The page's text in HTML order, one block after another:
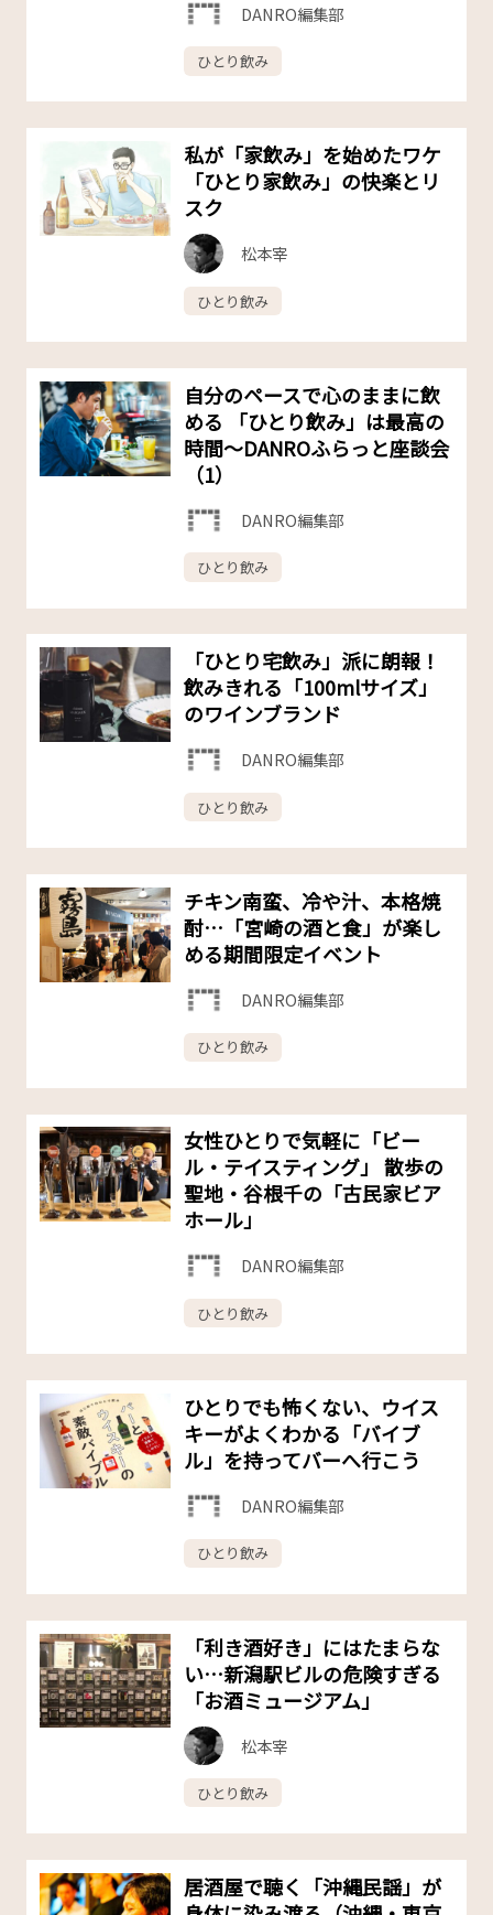
DANRO編集部
ひとり飲み
私が「家飲み」を始めたワケ
「ひとり家飲み」の快楽とリ
スク
松本宰
ひとり飲み
自分のペースで心のままに飲
める 「ひとり飲み」は最高の
時間〜DANROふらっと座談会
（1）
DANRO編集部
ひとり飲み
「ひとり宅飲み」派に朗報！
飲みきれる「100mlサイズ」
のワインブランド
DANRO編集部
ひとり飲み
チキン南蛮、冷や汁、本格焼
酎…「宮崎の酒と食」が楽し
める期間限定イベント
DANRO編集部
ひとり飲み
女性ひとりで気軽に「ビー
ル・テイスティング」 散歩の
聖地・谷根千の「古民家ビア
ホール」
DANRO編集部
ひとり飲み
ひとりでも怖くない、ウイス
キーがよくわかる「バイブ
ル」を持ってバーへ行こう
DANRO編集部
ひとり飲み
「利き酒好き」にはたまらな
い…新潟駅ビルの危険すぎる
「お酒ミュージアム」
松本宰
ひとり飲み
居酒屋で聴く「沖縄民謡」が